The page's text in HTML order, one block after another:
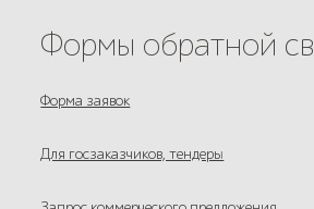
Формы обратной
Форма заявок
Для госзаказчиков, тендеры